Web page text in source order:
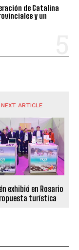
de Catalina
y un
NEXT ARTICLE
exhibió en Rosario
turística